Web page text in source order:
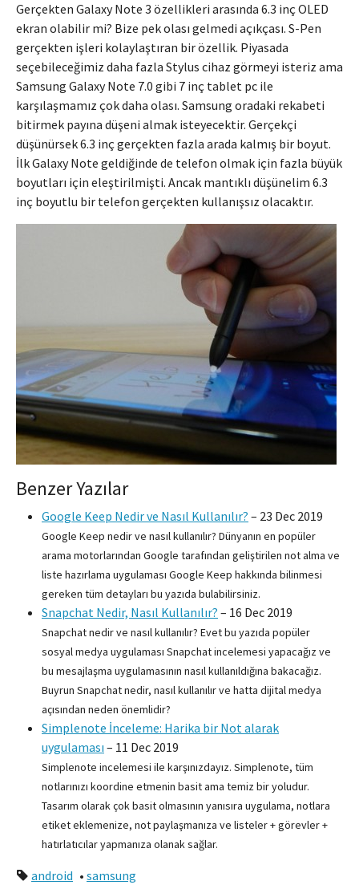
Gerçekten Galaxy Note 3 özellikleri arasında 6.3 inç OLED
ekran olabilir mi? Bize pek olası gelmedi açıkçası. S-Pen
gerçekten işleri kolaylaştıran bir özellik. Piyasada
seçebileceğimiz daha fazla Stylus cihaz görmeyi isteriz ama
Samsung Galaxy Note 7.0 gibi 7 inç tablet pc ile
karşılaşmamız çok daha olası. Samsung oradaki rekabeti
bitirmek payına düşeni almak isteyecektir. Gerçekçi
düşünürsek 6.3 inç gerçekten fazla arada kalmış bir boyut.
İlk Galaxy Note geldiğinde de telefon olmak için fazla büyük
boyutları için eleştirilmişti. Ancak mantıklı düşünelim 6.3
inç boyutlu bir telefon gerçekten kullanışsız olacaktır.
Benzer Yazılar
Google Keep Nedir ve Nasıl Kullanılır? – 23 Dec 2019
Google Keep nedir ve nasıl kullanılır? Dünyanın en popüler
arama motorlarından Google tarafından geliştirilen not alma ve
liste hazırlama uygulaması Google Keep hakkında bilinmesi
gereken tüm detayları bu yazıda bulabilirsiniz.
Snapchat Nedir, Nasıl Kullanılır? – 16 Dec 2019
Snapchat nedir ve nasıl kullanılır? Evet bu yazıda popüler
sosyal medya uygulaması Snapchat incelemesi yapacağız ve
bu mesajlaşma uygulamasının nasıl kullanıldığına bakacağız.
Buyrun Snapchat nedir, nasıl kullanılır ve hatta dijital medya
açısından neden önemlidir?
Simplenote İnceleme: Harika bir Not alarak
uygulaması – 11 Dec 2019
Simplenote incelemesi ile karşınızdayız. Simplenote, tüm
notlarınızı koordine etmenin basit ama temiz bir yoludur.
Tasarım olarak çok basit olmasının yanısıra uygulama, notlara
etiket eklemenize, not paylaşmanıza ve listeler + görevler +
hatırlatıcılar yapmanıza olanak sağlar.
android • samsung